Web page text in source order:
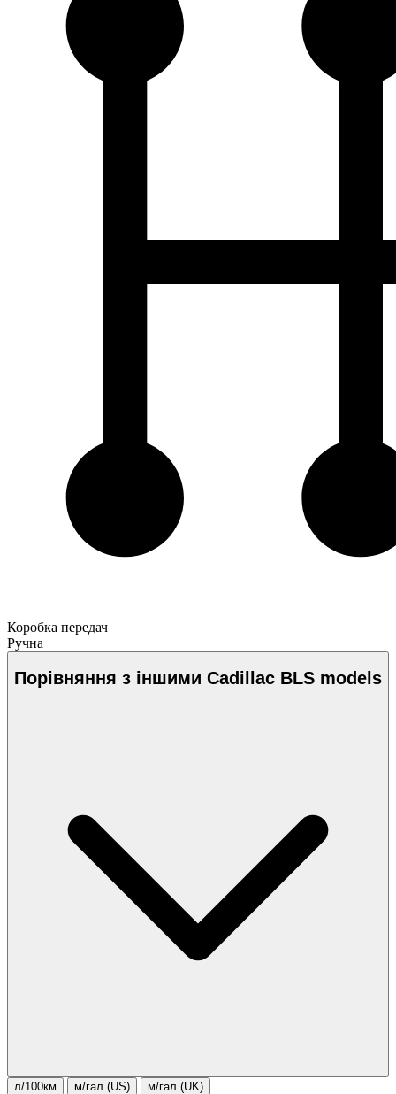
Коробка передач
Ручна
Порівняння з іншими Cadillac BLS models
л/100км м/гал.(US) м/гал.(UK)